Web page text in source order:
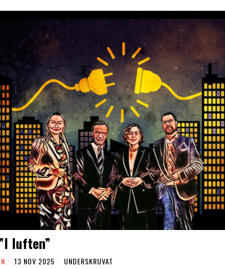
luften”
13 NOV 2025 UNDERSKRUVAT